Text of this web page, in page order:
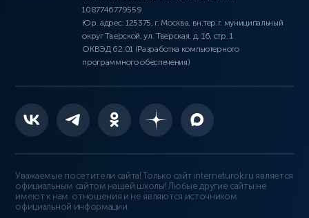
1087746779559
Юр. адрес: 125375, г. Москва, вн.тер.г. муниципальный
округ Тверской, ул. Тверская, д. 16, стр. 1
ОКВЭД 62.01 (Разработка компьютерного
программного обеспечения)
Уважаемые посетители сайта! Только сайт interneturok.ru является
официальным сайтом нашей школы! Любые другие сайты не
имеют к нам отношения и не являются источником
официальной информации.